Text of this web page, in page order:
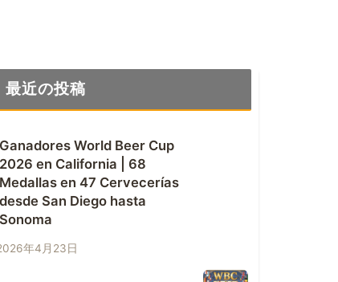
最近の投稿
Ganadores World Beer Cup
2026 en California | 68
Medallas en 47 Cervecerías
desde San Diego hasta
Sonoma
年4月23日